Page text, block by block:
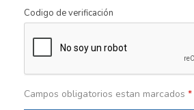
Codigo de verificación
Campos obligatorios estan marcados *